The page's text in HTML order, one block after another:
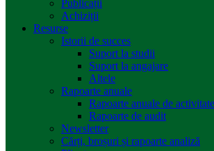
Publicații
Achiziții
Resurse
Istorii de succes
Suport la studii
Suport la angajare
Altele
Rapoarte anuale
Rapoarte anuale de activitate
Rapoarte de audit
Newsletter
Cărți, broșuri și rapoarte analiză